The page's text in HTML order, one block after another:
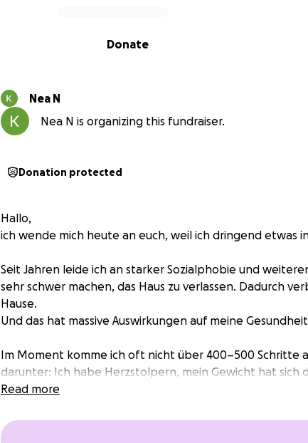
Donate
Nea N
Nea N is organizing this fundraiser.
Donation protected
Hallo,
ich wende mich heute an euch, weil ich dringend etwas
Seit Jahren leide ich an starker Sozialphobie und
sehr schwer machen, das Haus zu verlassen. Dadurch
Hause.
Und das hat massive Auswirkungen auf meine
Im Moment komme ich oft nicht über 400–500 Schritte
darunter: Ich habe Herzstolpern, mein Gewicht hat sich
und ich fühle mich körperlich immer schwächer.
Ein Laufband wäre für mich die Chance, endlich wieder
Read more